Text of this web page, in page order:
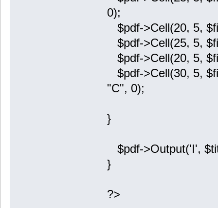
0);
$pdf->Cell(20, 5,
$pdf->Cell(25, 5,
$pdf->Cell(20, 5,
$pdf->Cell(30, 5,
"C", 0);
}
$pdf->Output('I',
}
?>